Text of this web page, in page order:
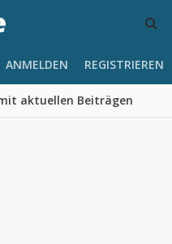
aktuellen Beiträgen
ANMELDEN REGISTRIEREN